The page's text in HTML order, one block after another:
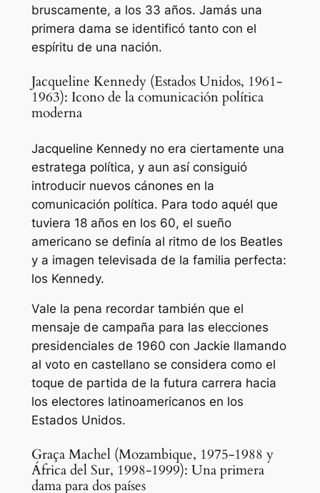
bruscamente, a los 33 años. Jamás una
primera dama se identificó tanto con el
espíritu de una nación.
Jacqueline Kennedy (Estados Unidos, 1961-
1963): Icono de la comunicación política
moderna
Jacqueline Kennedy no era ciertamente una
estratega política, y aun así consiguió
introducir nuevos cánones en la
comunicación política. Para todo aquél que
tuviera 18 años en los 60, el sueño
americano se definía al ritmo de los Beatles
y a imagen televisada de la familia perfecta:
los Kennedy.
Vale la pena recordar también que el
mensaje de campaña para las elecciones
presidenciales de 1960 con Jackie llamando
al voto en castellano se considera como el
toque de partida de la futura carrera hacia
los electores latinoamericanos en los
Estados Unidos.
Graça Machel (Mozambique, 1975-1988 y
África del Sur, 1998-1999): Una primera
dama para dos países